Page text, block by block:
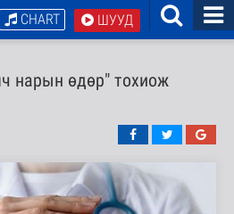
ШУУД
CHART
нарын өдөр" тохиож